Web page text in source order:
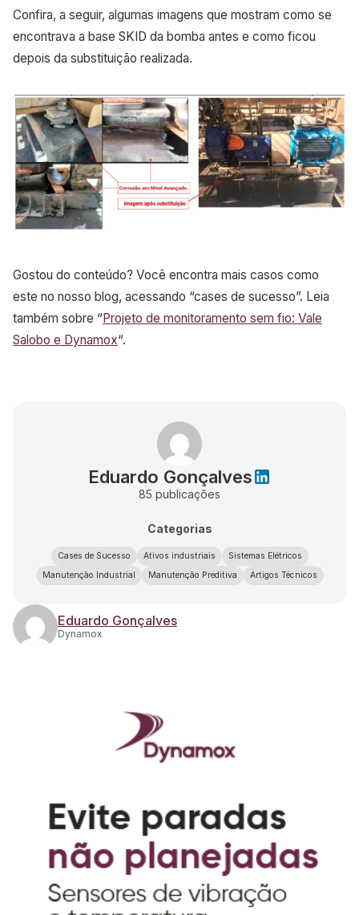
Confira, a seguir, algumas imagens que mostram como se
encontrava a base SKID da bomba antes e como ficou
depois da substituição realizada.
Gostou do conteúdo? Você encontra mais casos como
este no nosso blog, acessando “cases de sucesso”. Leia
também sobre “Projeto de monitoramento sem fio: Vale
Salobo e Dynamox“.
Eduardo Gonçalves
85 publicações
Categorias
Cases de Sucesso Ativos industriais
Sistemas Elétricos
Manutenção Industrial
Manutenção Preditiva Artigos Técnicos
Eduardo Gonçalves
Dynamox